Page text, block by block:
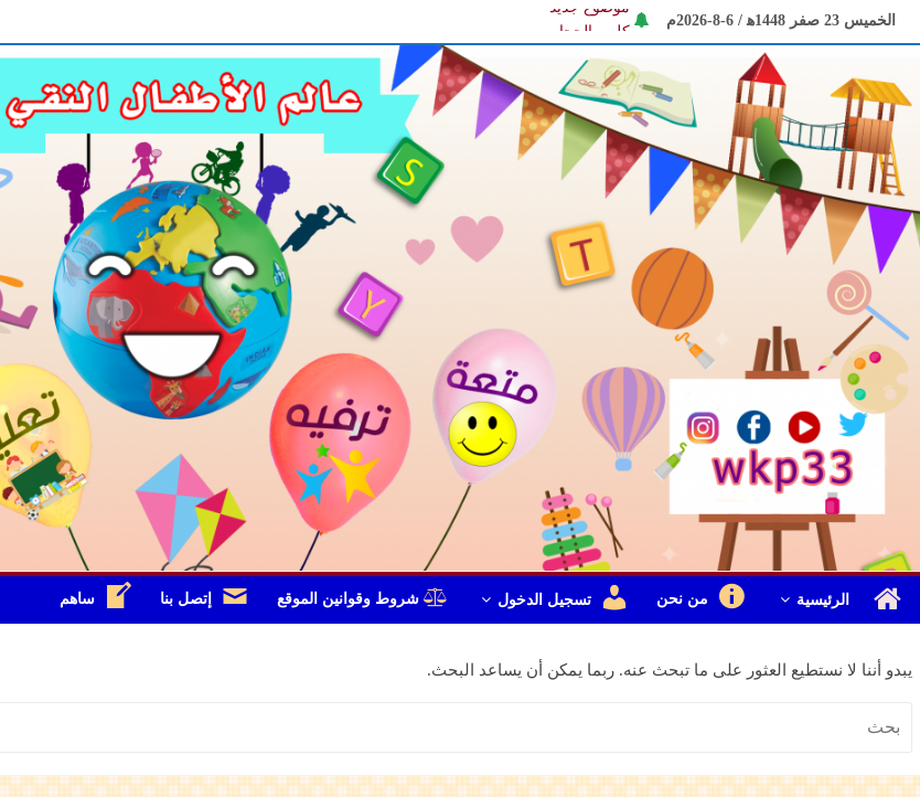
Skip
to
الخميس 23 صفر 1448ﻫ / 6-8-2026م
موضوع جديد
كليب الحجاب
موضوع الكاتب
الرئيسية من نحن تسجيل الدخول شروط وقوانين الموقع إتصل بنا ساهم
يبدو أننا لا نستطيع العثور على ما تبحث عنه. ربما يمكن أن يساعد البحث.